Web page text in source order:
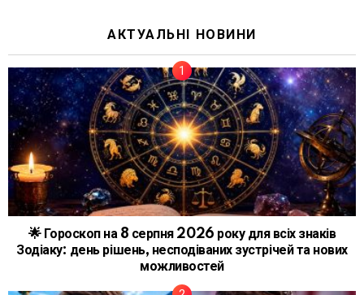
АКТУАЛЬНІ НОВИНИ
🌟 Гороскоп на 8 серпня 2026 року для всіх знаків
Зодіаку: день рішень, несподіваних зустрічей та нових
можливостей